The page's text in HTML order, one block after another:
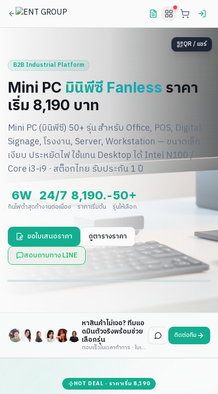
B2B Industrial Platform
Mini PC มินิพีซี Fanless ราคา
เริ่ม 8,190 บาท
Mini PC (มินิพีซี) 50+ รุ่น สำหรับ Office, POS, Digital
Signage, โรงงาน, Server, Workstation — ขนาดเล็ก
เงียบ ประหยัดไฟ ใช้แทน Desktop ได้ Intel N100 /
Core i3-i9 · สต็อกไทย รับประกัน 1 ปี
6W
กินไฟต่ำสุด
24/7
ทำงานต่อเนื่อง
8,190.-
ราคาเริ่มต้น
50+
รุ่นให้เลือก
ขอใบเสนอราคา
ดูตารางราคา
สอบถามทาง LINE
POWER × EFFICIENCY
Fanless 100% เงียบสนิท
หาสินค้าไม่เจอ? ทีมแอ
ดมินตัวจริงพร้อมช่วย
เลือกรุ่น
ตอบเร็วในเวลาทำการ · ใบเสนอราคาภายในวันเดียว
ติดต่อทีม
HOT DEAL · ราคาเริ่ม 8,190
QR / แชร์